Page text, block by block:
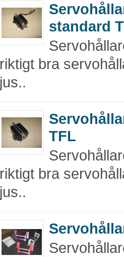
standard
riktigt bra
jus..
TFL
riktigt bra
jus..